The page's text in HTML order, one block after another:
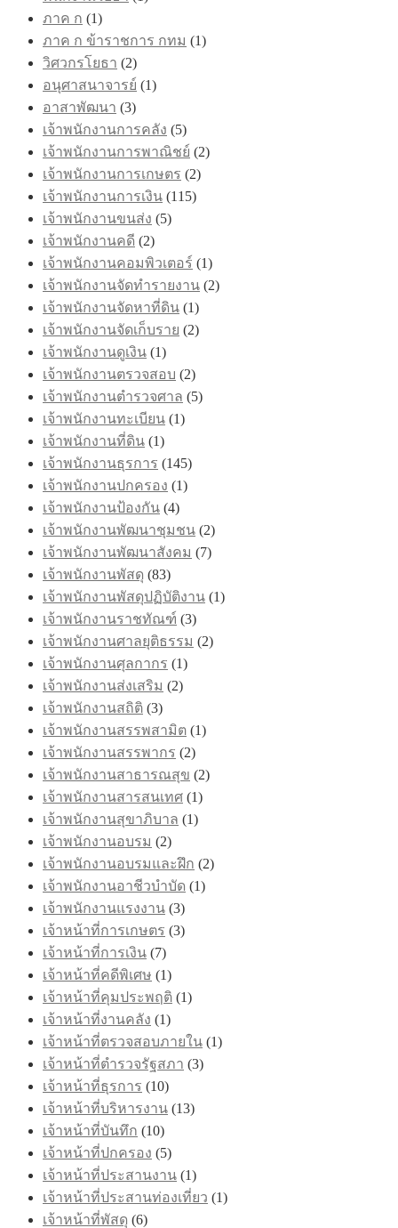
ภาค ก (1)
ภาค ก ข้าราชการ กทม (1)
วิศวกรโยธา (2)
อนุศาสนาจารย์ (1)
อาสาพัฒนา (3)
เจ้าพนักงานการคลัง (5)
เจ้าพนักงานการพาณิชย์ (2)
เจ้าพนักงานการเกษตร (2)
เจ้าพนักงานการเงิน (115)
เจ้าพนักงานขนส่ง (5)
เจ้าพนักงานคดี (2)
เจ้าพนักงานคอมพิวเตอร์ (1)
เจ้าพนักงานจัดทำรายงาน (2)
เจ้าพนักงานจัดหาที่ดิน (1)
เจ้าพนักงานจัดเก็บราย (2)
เจ้าพนักงานดูเงิน (1)
เจ้าพนักงานตรวจสอบ (2)
เจ้าพนักงานตำรวจศาล (5)
เจ้าพนักงานทะเบียน (1)
เจ้าพนักงานที่ดิน (1)
เจ้าพนักงานธุรการ (145)
เจ้าพนักงานปกครอง (1)
เจ้าพนักงานป้องกัน (4)
เจ้าพนักงานพัฒนาชุมชน (2)
เจ้าพนักงานพัฒนาสังคม (7)
เจ้าพนักงานพัสดุ (83)
เจ้าพนักงานพัสดุปฏิบัติงาน (1)
เจ้าพนักงานราชทัณฑ์ (3)
เจ้าพนักงานศาลยุติธรรม (2)
เจ้าพนักงานศุลกากร (1)
เจ้าพนักงานส่งเสริม (2)
เจ้าพนักงานสถิติ (3)
เจ้าพนักงานสรรพสามิต (1)
เจ้าพนักงานสรรพากร (2)
เจ้าพนักงานสาธารณสุข (2)
เจ้าพนักงานสารสนเทศ (1)
เจ้าพนักงานสุขาภิบาล (1)
เจ้าพนักงานอบรม (2)
เจ้าพนักงานอบรมและฝึก (2)
เจ้าพนักงานอาชีวบำบัด (1)
เจ้าพนักงานแรงงาน (3)
เจ้าหน้าที่การเกษตร (3)
เจ้าหน้าที่การเงิน (7)
เจ้าหน้าที่คดีพิเศษ (1)
เจ้าหน้าที่คุมประพฤติ (1)
เจ้าหน้าที่งานคลัง (1)
เจ้าหน้าที่ตรวจสอบภายใน (1)
เจ้าหน้าที่ตำรวจรัฐสภา (3)
เจ้าหน้าที่ธุรการ (10)
เจ้าหน้าที่บริหารงาน (13)
เจ้าหน้าที่บันทึก (10)
เจ้าหน้าที่ปกครอง (5)
เจ้าหน้าที่ประสานงาน (1)
เจ้าหน้าที่ประสานท่องเที่ยว (1)
เจ้าหน้าที่พัสดุ (6)